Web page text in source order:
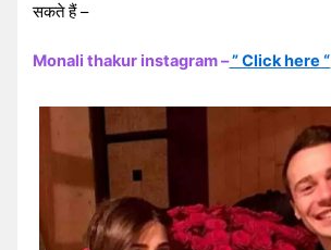
सकते हैं –
Monali thakur instagram –” Click here “